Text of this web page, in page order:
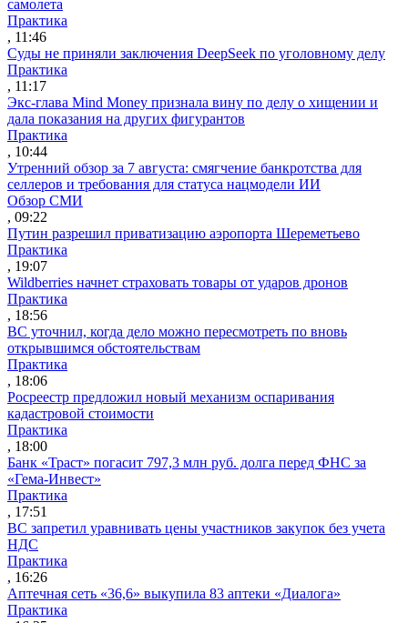
самолета
Практика
, 11:46
Суды не приняли заключения DeepSeek по уголовному делу
Практика
, 11:17
Экс-глава Mind Money признала вину по делу о хищении и
дала показания на других фигурантов
Практика
, 10:44
Утренний обзор за 7 августа: смягчение банкротства для
селлеров и требования для статуса нацмодели ИИ
Обзор СМИ
, 09:22
Путин разрешил приватизацию аэропорта Шереметьево
Практика
, 19:07
Wildberries начнет страховать товары от ударов дронов
Практика
, 18:56
ВС уточнил, когда дело можно пересмотреть по вновь
открывшимся обстоятельствам
Практика
, 18:06
Росреестр предложил новый механизм оспаривания
кадастровой стоимости
Практика
, 18:00
Банк «Траст» погасит 797,3 млн руб. долга перед ФНС за
«Гема-Инвест»
Практика
, 17:51
ВС запретил уравнивать цены участников закупок без учета
НДС
Практика
, 16:26
Аптечная сеть «36,6» выкупила 83 аптеки «Диалога»
Практика